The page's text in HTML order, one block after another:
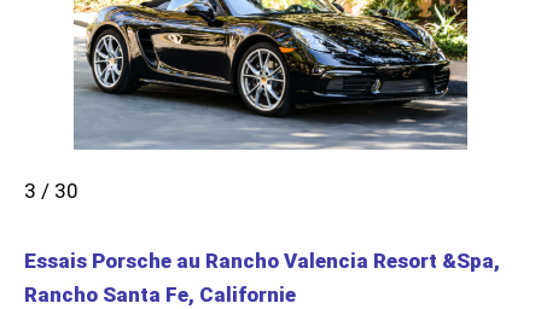
3 / 30
Essais Porsche au Rancho Valencia Resort &Spa,
Rancho Santa Fe, Californie